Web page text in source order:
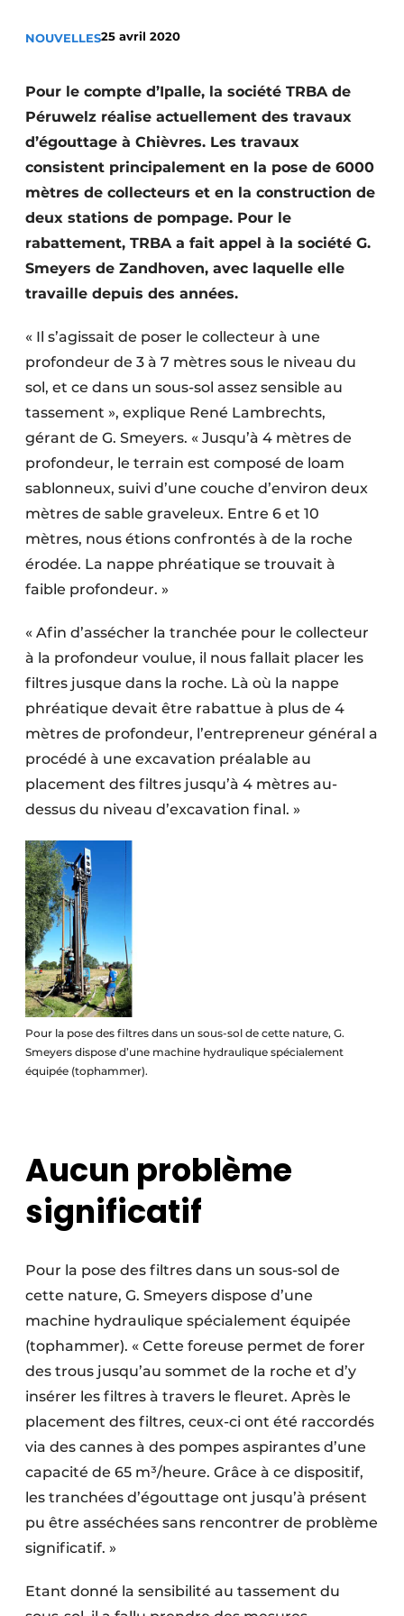
Construction bois
Contrôle d’accès
Éclairage
Fondations
Façades
Géotextiles
Infrastructures souterraines et égouttage
Protection solaire
Rénovation
Software
Techniques ferroviaires
Travaux ferroviaires
NOUVELLES25 avril 2020
Pour le compte d’Ipalle, la société TRBA de
Péruwelz réalise actuellement des travaux
d’égouttage à Chièvres. Les travaux
consistent principalement en la pose de 6000
mètres de collecteurs et en la construction de
deux stations de pompage. Pour le
rabattement, TRBA a fait appel à la société G.
Smeyers de Zandhoven, avec laquelle elle
travaille depuis des années.
« Il s’agissait de poser le collecteur à une
profondeur de 3 à 7 mètres sous le niveau du
sol, et ce dans un sous-sol assez sensible au
tassement », explique René Lambrechts,
gérant de G. Smeyers. « Jusqu’à 4 mètres de
profondeur, le terrain est composé de loam
sablonneux, suivi d’une couche d’environ deux
mètres de sable graveleux. Entre 6 et 10
mètres, nous étions confrontés à de la roche
érodée. La nappe phréatique se trouvait à
faible profondeur. »
« Afin d’assécher la tranchée pour le collecteur
à la profondeur voulue, il nous fallait placer les
filtres jusque dans la roche. Là où la nappe
phréatique devait être rabattue à plus de 4
mètres de profondeur, l’entrepreneur général a
procédé à une excavation préalable au
placement des filtres jusqu’à 4 mètres au-
dessus du niveau d’excavation final. »
Pour la pose des filtres dans un sous-sol de cette nature, G.
Smeyers dispose d’une machine hydraulique spécialement
équipée (tophammer).
Aucun problème
significatif
Pour la pose des filtres dans un sous-sol de
cette nature, G. Smeyers dispose d’une
machine hydraulique spécialement équipée
(tophammer). « Cette foreuse permet de forer
des trous jusqu’au sommet de la roche et d’y
insérer les filtres à travers le fleuret. Après le
placement des filtres, ceux-ci ont été raccordés
via des cannes à des pompes aspirantes d’une
capacité de 65 m³/heure. Grâce à ce dispositif,
les tranchées d’égouttage ont jusqu’à présent
pu être asséchées sans rencontrer de problème
significatif. »
Etant donné la sensibilité au tassement du